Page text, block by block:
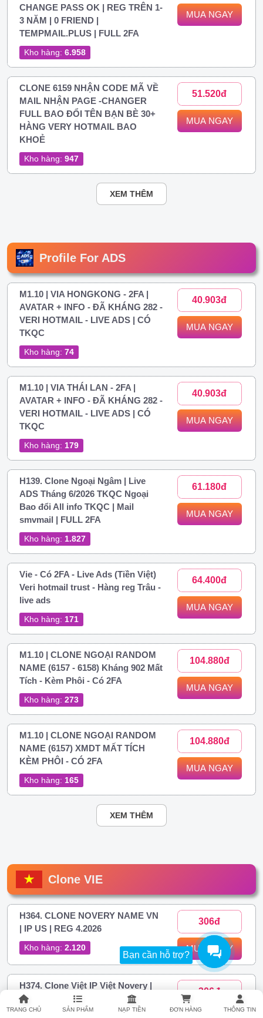
Bạn cần hỗ trợ?
TRANG CHỦ SẢN PHẨM NẠP TIỀN ĐƠN HÀNG THÔNG TIN
CHANGE PASS OK | REG TRÊN 1-
3 NĂM | 0 FRIEND |
TEMPMAIL.PLUS | FULL 2FA
Kho hàng: 6.958
MUA NGAY
CLONE 6159 NHẬN CODE MÃ VỀ
MAIL NHẬN PAGE -CHANGER
FULL BAO ĐỔI TÊN BẠN BÈ 30+
HÀNG VERY HOTMAIL BAO
KHOẺ
Kho hàng: 947
51.520đ
MUA NGAY
XEM THÊM
Profile For ADS
M1.10 | VIA HONGKONG - 2FA |
AVATAR + INFO - ĐÃ KHÁNG 282 -
VERI HOTMAIL - LIVE ADS | CÓ
TKQC
Kho hàng: 74
40.903đ
MUA NGAY
M1.10 | VIA THÁI LAN - 2FA |
AVATAR + INFO - ĐÃ KHÁNG 282 -
VERI HOTMAIL - LIVE ADS | CÓ
TKQC
Kho hàng: 179
40.903đ
MUA NGAY
H139. Clone Ngoại Ngâm | Live
ADS Tháng 6/2026 TKQC Ngoại
Bao đổi All info TKQC | Mail
smvmail | FULL 2FA
Kho hàng: 1.827
61.180đ
MUA NGAY
Vie - Có 2FA - Live Ads (Tiền Việt)
Veri hotmail trust - Hàng reg Trâu -
live ads
Kho hàng: 171
64.400đ
MUA NGAY
M1.10 | CLONE NGOẠI RANDOM
NAME (6157 - 6158) Kháng 902 Mất
Tích - Kèm Phôi - Có 2FA
Kho hàng: 273
104.880đ
MUA NGAY
M1.10 | CLONE NGOẠI RANDOM
NAME (6157) XMDT MẤT TÍCH
KÈM PHÔI - CÓ 2FA
Kho hàng: 165
104.880đ
MUA NGAY
XEM THÊM
Clone VIE
H364. CLONE NOVERY NAME VN
| IP US | REG 4.2026
Kho hàng: 2.120
306đ
MUA NGAY
H374. Clone Việt IP Việt Novery |
FULL 2FA
306đ